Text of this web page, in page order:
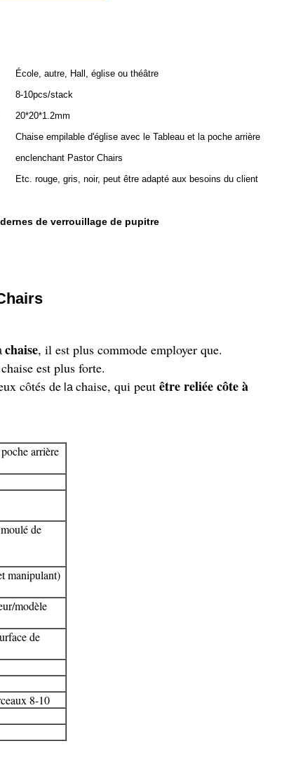
École, autre, Hall, église ou théâtre
8-10pcs/stack
20*20*1.2mm
Chaise empilable d'église avec le Tableau et la poche arrière
enclenchant Pastor Chairs
Etc. rouge, gris, noir, peut être adapté aux besoins du client
de verrouillage de pupitre
chaise, il est plus commode employer que.
chaise est plus forte.
côtés de la chaise, qui peut être reliée côte à
arrière
de
manipulant)
modèle
de
8-10